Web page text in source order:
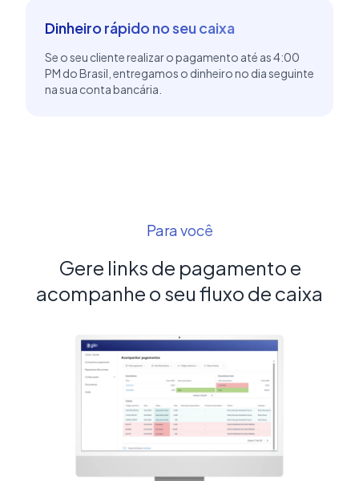
Dinheiro rápido no seu caixa
Se o seu cliente realizar o pagamento até as 4:00
PM do Brasil, entregamos o dinheiro no dia seguinte
na sua conta bancária.
Para você
Gere links de pagamento e
acompanhe o seu fluxo de caixa